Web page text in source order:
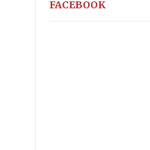
FACEBOOK